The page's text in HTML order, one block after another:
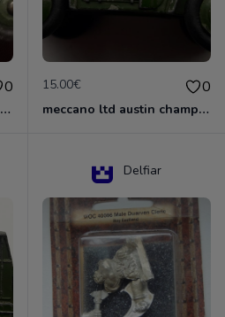
0
armoured car meccno LTD N°670
15.00€ 0
meccano ltd austin champ N°674
Delfiar